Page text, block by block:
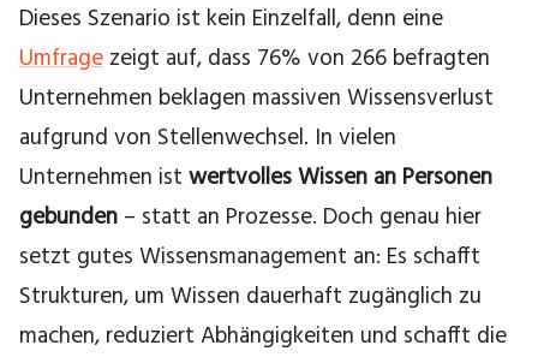
Dieses Szenario ist kein Einzelfall, denn eine
Umfrage zeigt auf, dass 76% von 266 befragten
Unternehmen beklagen massiven Wissensverlust
aufgrund von Stellenwechsel. In vielen
Unternehmen ist wertvolles Wissen an Personen
gebunden – statt an Prozesse. Doch genau hier
setzt gutes Wissensmanagement an: Es schafft
Strukturen, um Wissen dauerhaft zugänglich zu
machen, reduziert Abhängigkeiten und schafft die